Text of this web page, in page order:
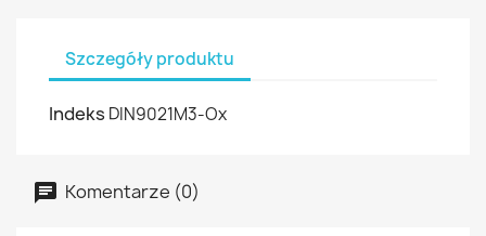
Szczegóły produktu
Indeks DIN9021M3-Ox
Komentarze (0)